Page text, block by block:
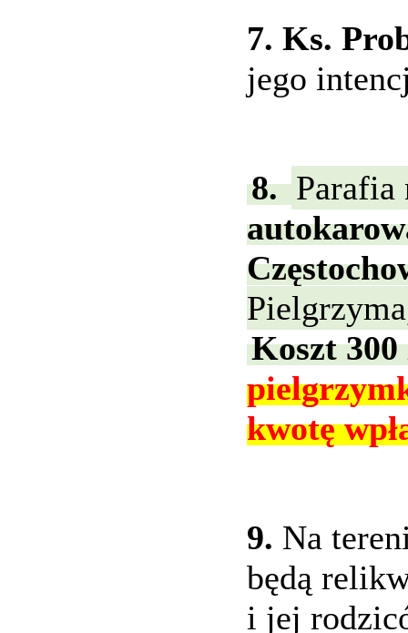
7. Ks.
jego
8. Parafia
Koszt 300
kwotę
9. Na
będą
i jej